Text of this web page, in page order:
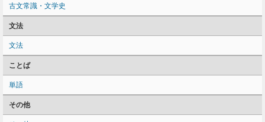
古文常識・文学史
文法
文法
ことば
単語
その他